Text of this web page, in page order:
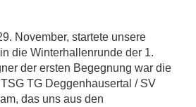
November, startete unsere
die Winterhallenrunde der 1.
der ersten Begegnung war die
TG Deggenhausertal / SV
das uns aus den